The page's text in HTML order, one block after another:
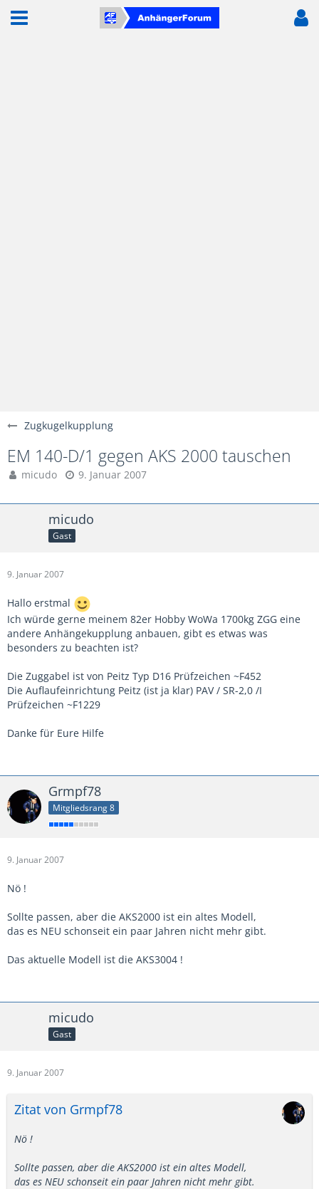
Zugkugelkupplung
EM 140-D/1 gegen AKS 2000 tauschen
micudo 9. Januar 2007
micudo
Gast
9. Januar 2007
Hallo erstmal
Ich würde gerne meinem 82er Hobby WoWa 1700kg ZGG eine
andere Anhängekupplung anbauen, gibt es etwas was
besonders zu beachten ist?
Die Zuggabel ist von Peitz Typ D16 Prüfzeichen ~F452
Die Auflaufeinrichtung Peitz (ist ja klar) PAV / SR-2,0 /I
Prüfzeichen ~F1229
Danke für Eure Hilfe
Grmpf78
Mitgliedsrang 8
9. Januar 2007
Nö !
Sollte passen, aber die AKS2000 ist ein altes Modell,
das es NEU schonseit ein paar Jahren nicht mehr gibt.
Das aktuelle Modell ist die AKS3004 !
micudo
Gast
9. Januar 2007
Zitat von Grmpf78
Nö !
Sollte passen, aber die AKS2000 ist ein altes Modell,
das es NEU schonseit ein paar Jahren nicht mehr gibt.